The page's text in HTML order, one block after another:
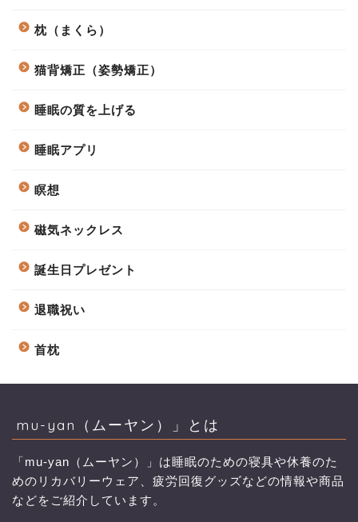
枕（まくら）
猫背矯正（姿勢矯正）
睡眠の質を上げる
睡眠アプリ
瞑想
磁気ネックレス
誕生日プレゼント
退職祝い
首枕
mu-yan（ムーヤン）」とは
「mu-yan（ムーヤン）」は睡眠のための寝具や休養のた
めのリカバリーウェア、疲労回復グッズなどの情報や商品
などをご紹介しています。